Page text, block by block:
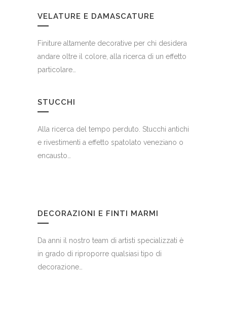
VELATURE E DAMASCATURE
Finiture altamente decorative per chi desidera
andare oltre il colore, alla ricerca di un effetto
particolare…
STUCCHI
Alla ricerca del tempo perduto. Stucchi antichi
e rivestimenti a effetto spatolato veneziano o
encausto…
DECORAZIONI E FINTI MARMI
Da anni il nostro team di artisti specializzati è
in grado di riproporre qualsiasi tipo di
decorazione…